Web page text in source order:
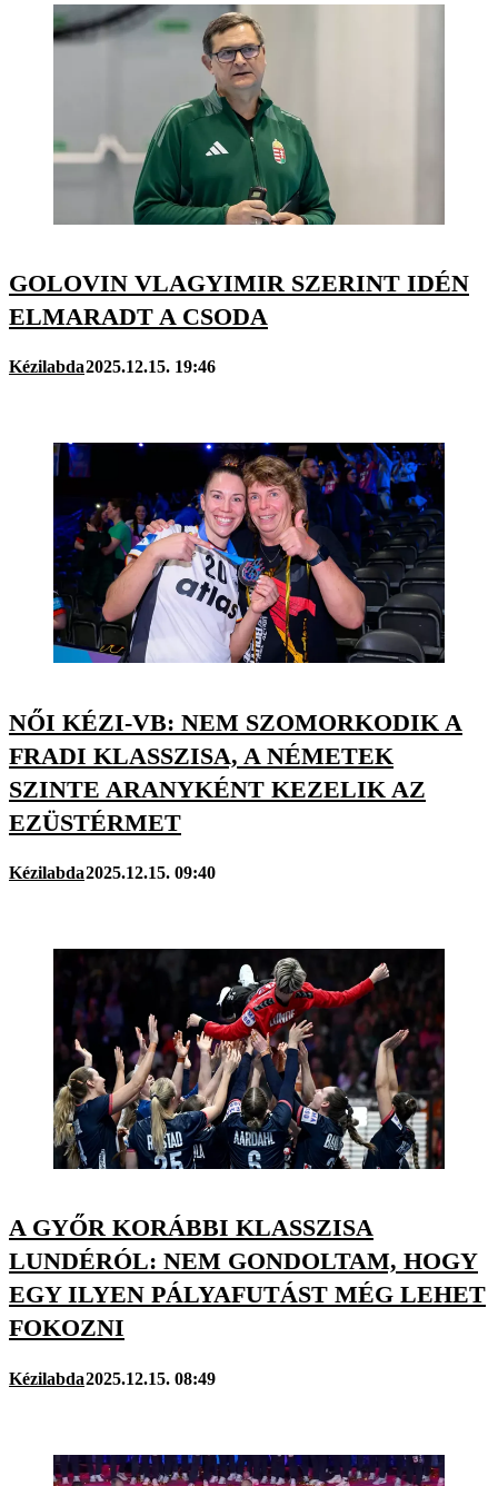
GOLOVIN VLAGYIMIR SZERINT IDÉN
ELMARADT A CSODA
Kézilabda2025.12.15. 19:46
NŐI KÉZI-VB: NEM SZOMORKODIK A
FRADI KLASSZISA, A NÉMETEK
SZINTE ARANYKÉNT KEZELIK AZ
EZÜSTÉRMET
Kézilabda2025.12.15. 09:40
A GYŐR KORÁBBI KLASSZISA
LUNDÉRÓL: NEM GONDOLTAM, HOGY
EGY ILYEN PÁLYAFUTÁST MÉG LEHET
FOKOZNI
Kézilabda2025.12.15. 08:49